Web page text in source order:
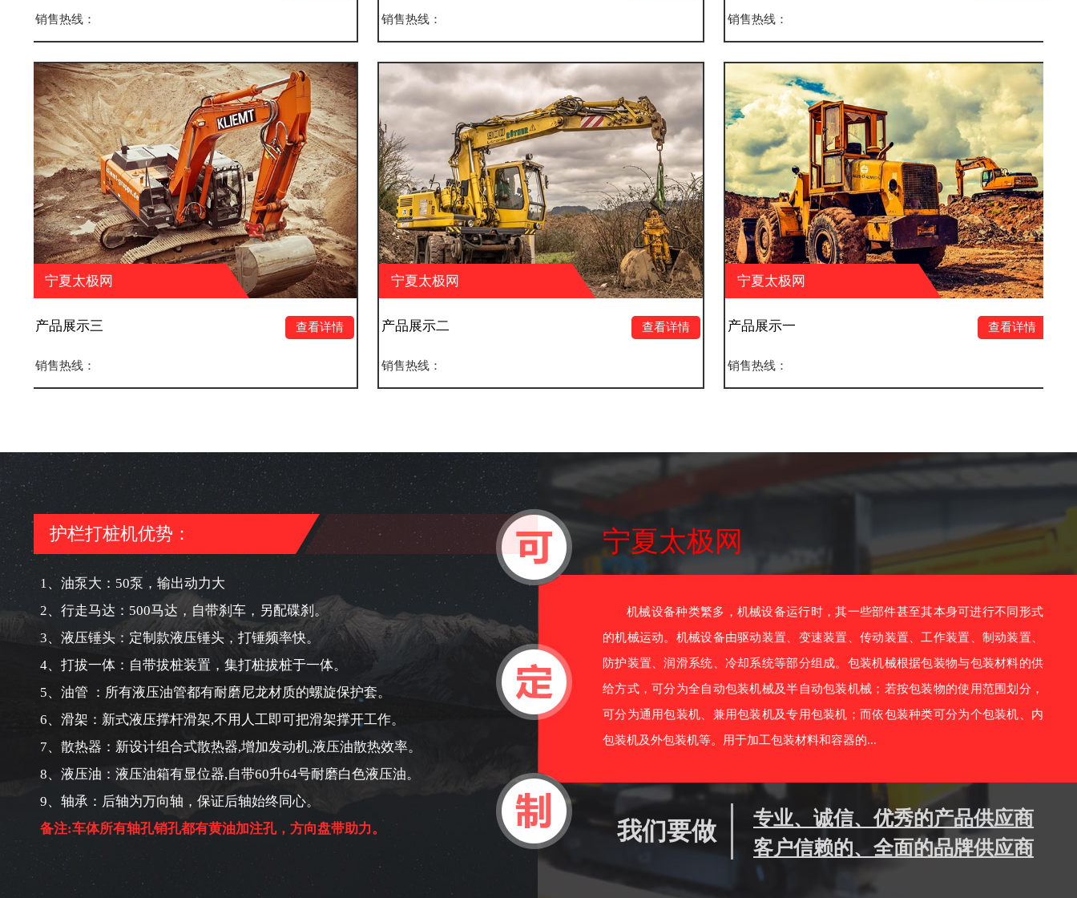
宁夏太极网
产品展示二
宁夏太极网
产品展示一
宁夏太极网
产品展示四
护栏打桩机优势：
1、油泵大：50泵，输出动力大
2、行走马达：500马达，自带刹车，另配碟刹。
3、液压锤头：定制款液压锤头，打锤频率快。
4、打拔一体：自带拔桩装置，集打桩拔桩于一体。
5、油管 ：所有液压油管都有耐磨尼龙材质的螺旋保护套。
6、滑架：新式液压撑杆滑架,不用人工即可把滑架撑开工作。
7、散热器：新设计组合式散热器,增加发动机,液压油散热效率。
8、液压油：液压油箱有显位器,自带60升64号耐磨白色液压油。
9、轴承：后轴为万向轴，保证后轴始终同心。
备注:车体所有轴孔销孔都有黄油加注孔，方向盘带助力。
宁夏太极网
机械设备种类繁多，机械设备运行时，其一些部件甚至其本身可进行不同形式
的机械运动。机械设备由驱动装置、变速装置、传动装置、工作装置、制动装置、
防护装置、润滑系统、冷却系统等部分组成。包装机械根据包装物与包装材料的供
给方式，可分为全自动包装机械及半自动包装机械；若按包装物的使用范围划分，
可分为通用包装机、兼用包装机及专用包装机；而依包装种类可分为个包装机、内
包装机及外包装机等。用于加工包装材料和容器的...
我们要做
专业、诚信、优秀的产品供应商
客户信赖的、全面的品牌供应商